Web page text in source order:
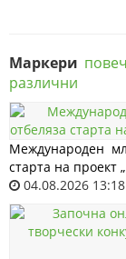
Маркери
различни
Международен
старта на проект
04.08.2026 13:18